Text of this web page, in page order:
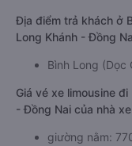
Địa điểm trả khách ở
Long Khánh - Đồng
Bình Long (Dọc
Giá vé xe limousine
- Đồng Nai của nhà
giường nằm: